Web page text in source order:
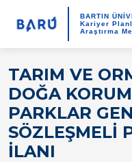
BARTIN
Kariyer
Araştırma
TARIM VE
DOĞA
PARKLAR
SÖZLEŞMELİ
İLANI